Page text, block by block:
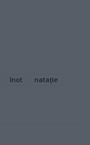
înot
natație